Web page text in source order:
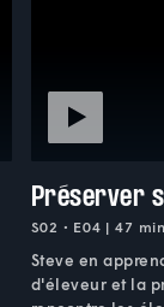
Préserver
S02 • E04 | 47
Steve en
d'éleveur et la